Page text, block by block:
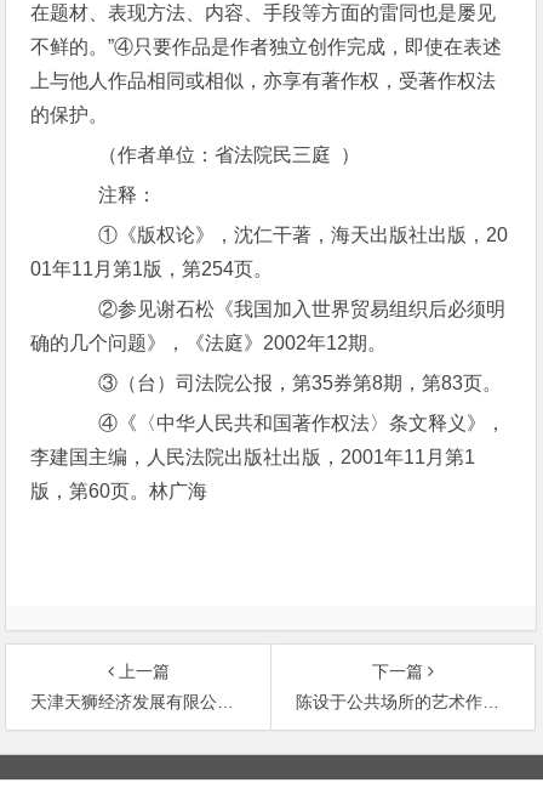
在题材、表现方法、内容、手段等方面的雷同也是屡见
不鲜的。”④只要作品是作者独立创作完成，即使在表述
上与他人作品相同或相似，亦享有著作权，受著作权法
的保护。
（作者单位：省法院民三庭 ）
注释：
①《版权论》，沈仁干著，海天出版社出版，20
01年11月第1版，第254页。
②参见谢石松《我国加入世界贸易组织后必须明
确的几个问题》，《法庭》2002年12期。
③（台）司法院公报，第35券第8期，第83页。
④《〈中华人民共和国著作权法〉条文释义》，
李建国主编，人民法院出版社出版，2001年11月第1
版，第60页。林广海
上一篇
天津天狮经济发展有限公司与陈勇等专利侵权管辖权争议上诉案
下一篇
陈设于公共场所的艺术作品录像制成产品电视广告播放不属合理使用侵权案
文
章